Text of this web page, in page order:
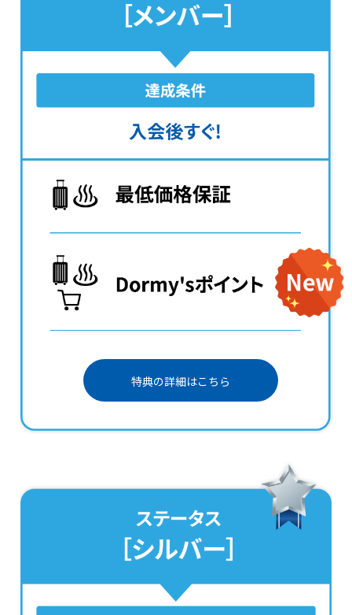
特典の詳細はこちら